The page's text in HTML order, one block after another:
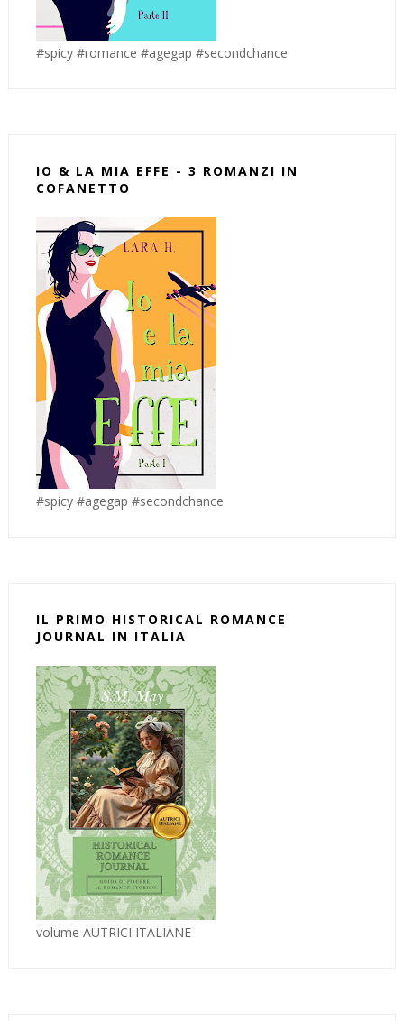
#spicy #romance #agegap #secondchance
IO & LA MIA EFFE - 3 ROMANZI IN
COFANETTO
#spicy #agegap #secondchance
IL PRIMO HISTORICAL ROMANCE
JOURNAL IN ITALIA
volume AUTRICI ITALIANE